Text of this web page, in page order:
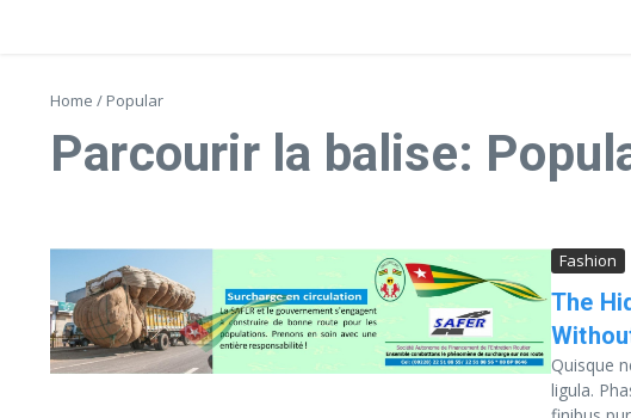
Home / Popular
Parcourir la balise:
Fashion
The
Quisque
ligula.